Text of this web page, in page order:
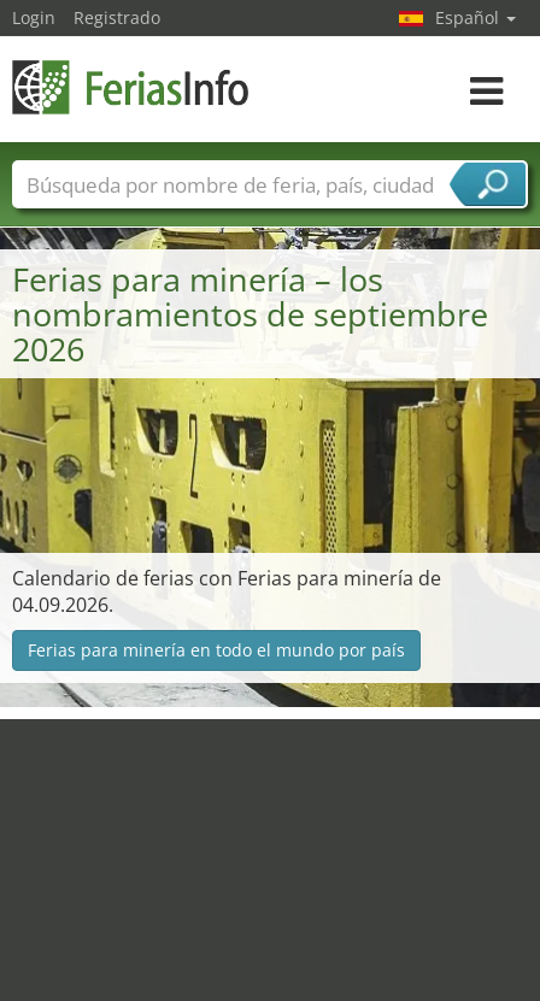
Ferias para minería – los
nombramientos de septiembre
2026
Calendario de ferias con Ferias para minería de
04.09.2026.
Ferias para minería en todo el mundo por país
Login Registrado Español
toggle
Nombres de ferias Países
Ciudades
Sectores de ferias
Sectores de proveedor de servicios